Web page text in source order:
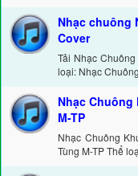
Nhạc chuông
Cover
Tải Nhạc
loại: Nhạc
Nhạc
M-TP
Nhạc Chuông
Tùng M-TP Thể